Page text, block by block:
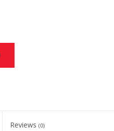
Reviews (0)